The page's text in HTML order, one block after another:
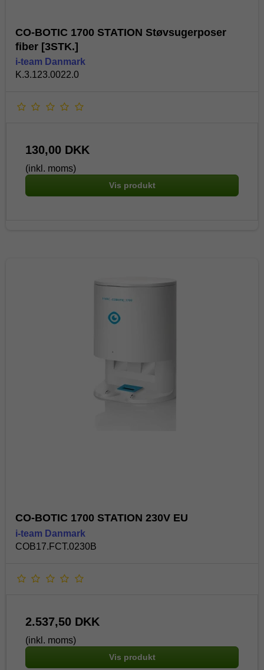
CO-BOTIC 1700 STATION Støvsugerposer
fiber [3STK.]
i-team Danmark
K.3.123.0022.0
130,00 DKK
(inkl. moms)
Vis produkt
CO-BOTIC 1700 STATION 230V EU
i-team Danmark
COB17.FCT.0230B
2.537,50 DKK
(inkl. moms)
Vis produkt